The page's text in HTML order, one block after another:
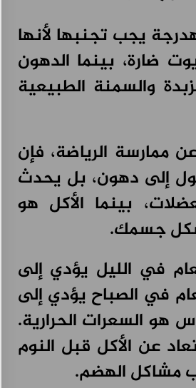
يجب تجنبها لأنها
ضارة، بينما الدهون
والسمنة الطبيعية
ممارسة الرياضة، فإن
إلى دهون، بل يحدث
بينما الأكل هو
جسمك.
في الليل يؤدي إلى
في الصباح يؤدي إلى
هو السعرات الحرارية.
عن الأكل قبل النوم
مشاكل الهضم.